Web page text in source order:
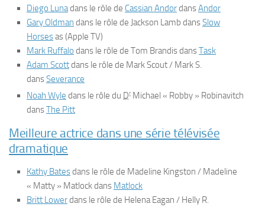
Diego Lunadans le rôle de Cassian AndordansAndor
Gary Oldman dans le rôle de Jackson Lamb dansSlow
Horsesas (Apple TV)
Mark Ruffalo dans le rôle de Tom Brandis dansTask
Adam Scottdans le rôle de Mark Scout / Mark S.
dansSeverance
Noah Wyle dans le rôle du Dr Michael « Robby » Robinavitch
dansThe Pitt
Meilleure actrice dans une série télévisée
dramatique
Kathy Batesdans le rôle de Madeline Kingston / Madeline
« Matty » Matlock dans Matlock
Britt Lowerdans le rôle de Helena Eagan / Helly R.